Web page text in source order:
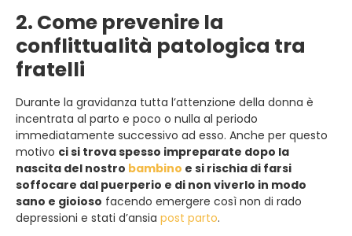
2. Come prevenire la
conflittualità patologica tra
fratelli
Durante la gravidanza tutta l’attenzione della donna è
incentrata al parto e poco o nulla al periodo
immediatamente successivo ad esso. Anche per questo
motivo ci si trova spesso impreparate dopo la
nascita del nostro bambino e si rischia di farsi
soffocare dal puerperio e di non viverlo in modo
sano e gioioso facendo emergere così non di rado
depressioni e stati d’ansia post parto.